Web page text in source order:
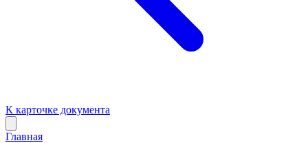
К карточке документа
Главная